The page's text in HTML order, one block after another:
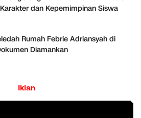
dan Kepemimpinan Siswa
Rumah Febrie Adriansyah di
Diamankan
Iklan